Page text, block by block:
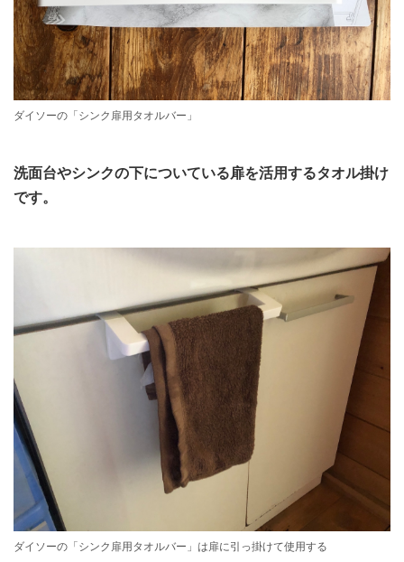
ダイソーの「シンク扉用タオルバー」
洗面台やシンクの下についている扉を活用するタオル掛け
です。
ダイソーの「シンク扉用タオルバー」は扉に引っ掛けて使用する